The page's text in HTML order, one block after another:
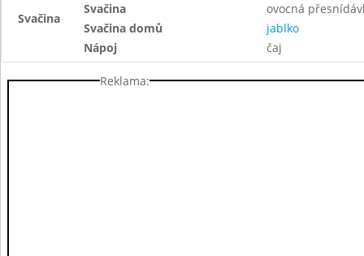
Svačina
Svačina
ovocná
Svačina domů
jablko
Nápoj
čaj
Reklama: